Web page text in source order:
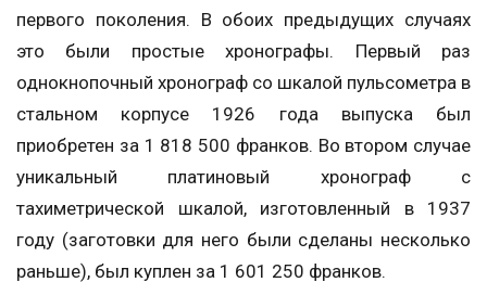
первого поколения. В обоих предыдущих случаях
это были простые хронографы. Первый раз
однокнопочный хронограф со шкалой пульсометра в
стальном корпусе 1926 года выпуска был
приобретен за 1 818 500 франков. Во втором случае
уникальный платиновый хронограф с
тахиметрической шкалой, изготовленный в 1937
году (заготовки для него были сделаны несколько
раньше), был куплен за 1 601 250 франков.